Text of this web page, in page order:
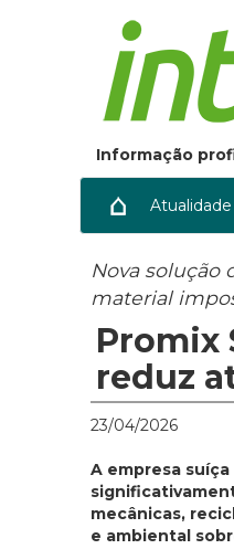
Informação
Atualidade
Nova solução
material
Promix
reduz
23/04/2026
A empresa suíça
mecânicas,
e ambiental